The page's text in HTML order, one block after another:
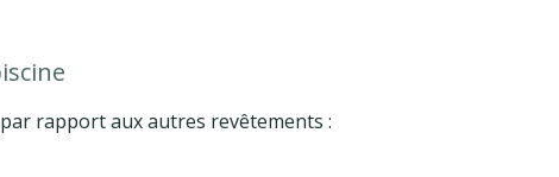
rapport aux autres revêtements :